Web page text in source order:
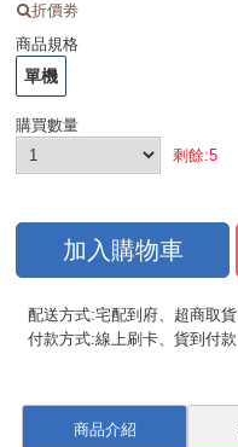
折價劵
商品規格
單機
購買數量
剩餘:5
加入購物車
配送方式:宅配到府、超商取貨
付款方式:線上刷卡、貨到付
商品介紹